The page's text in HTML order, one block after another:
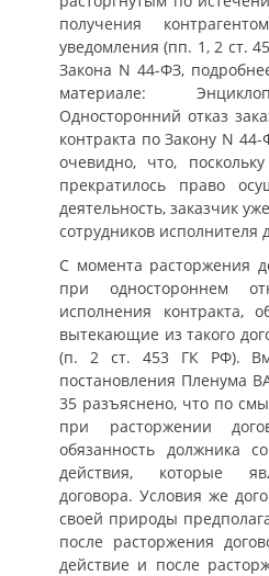
получения
уведомления (пп. 1, 2 ст.
Закона N 44-ФЗ,
материале:
Односторонний отказ
контракта по Закону N
очевидно, что,
прекратилось право
деятельность, заказчик
сотрудников исполнителя
С момента расторжения
при одностороннем
исполнения контракта,
вытекающие из такого
(п. 2 ст. 453 ГК РФ).
постановления Пленума
35 разъяснено, что по
при расторжении
обязанность должника
действия, которые
договора. Условия же
своей природы
после расторжения
действие и после